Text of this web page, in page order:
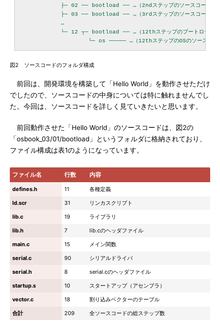
            ├─ 02 ── bootload ── …（2ndステップのソースコード）
            ├─ 03 ── bootload ── …（3rdステップのソースコード）
            …
└─ 12 ┬─ bootload ── …（12thステップのブートローダー
図2 ソースコードのフォルダ構成
前回は、開発環境を構築して「Hello World」を動作させただけ
でしたので、ソースコードの中身については特に触れませんでし
た。今回は、ソースコードを詳しく見ていきたいと思います。
前回動作させた「Hello World」のソースコードは、図2の
「osbook_03/01/bootload」というフォルダに格納されており、
ファイル構成は表1のようになっています。
ファイル名 行数 内容
defines.h 11
各種定義
ld.scr
31
リンカスクリプト
lib.c
19
ライブラリ
lib.h
7
lib.cのヘッダファイル
main.c
15
メイン関数
serial.c
90
シリアルドライバ
serial.h
8
serial.cのヘッダファイル
startup.s
10
スタートアップ（アセンブラ）
vector.c
18
割り込みベクターのテーブル
合計
209
全ソースコードの総ステップ数